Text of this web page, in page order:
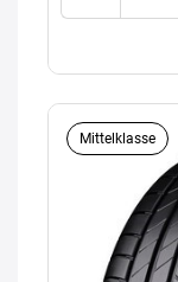
Mittelklasse